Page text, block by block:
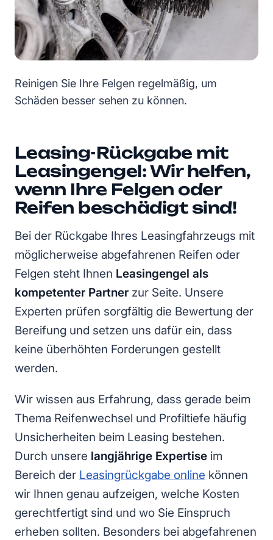
Reinigen Sie Ihre Felgen regelmäßig, um
Schäden besser sehen zu können.
Leasing-Rückgabe mit
Leasingengel: Wir helfen,
wenn Ihre Felgen oder
Reifen beschädigt sind!
Bei der Rückgabe Ihres Leasingfahrzeugs mit
möglicherweise abgefahrenen Reifen oder
Felgen steht Ihnen Leasingengel als
kompetenter Partner zur Seite. Unsere
Experten prüfen sorgfältig die Bewertung der
Bereifung und setzen uns dafür ein, dass
keine überhöhten Forderungen gestellt
werden.
Wir wissen aus Erfahrung, dass gerade beim
Thema Reifenwechsel und Profiltiefe häufig
Unsicherheiten beim Leasing bestehen.
Durch unsere langjährige Expertise im
Bereich der Leasingrückgabe online können
wir Ihnen genau aufzeigen, welche Kosten
gerechtfertigt sind und wo Sie Einspruch
erheben sollten. Besonders bei abgefahrenen